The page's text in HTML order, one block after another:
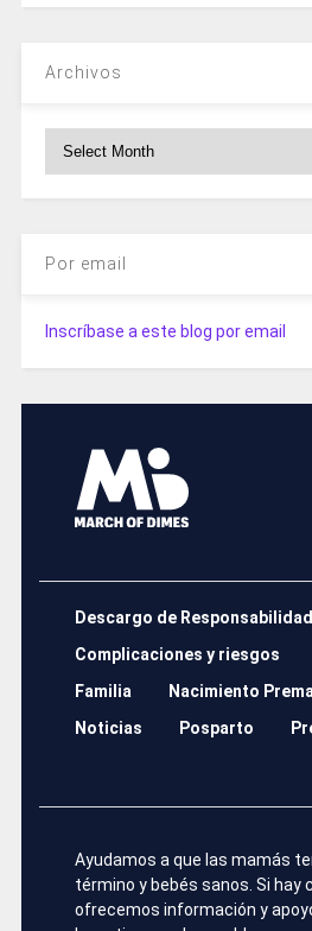
Archivos
Por email
Inscríbase a este blog por email
Descargo de Responsabilidad
Complicaciones y riesgos
Familia
Nacimiento
Noticias
Posparto
Ayudamos a que las mamás
término y bebés sanos. Si hay
ofrecemos información y